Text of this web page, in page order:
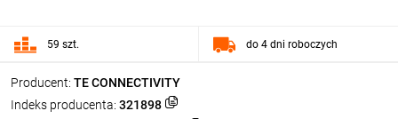
Producent: TE CONNECTIVITY
Indeks producenta: 321898
59 szt. do 4 dni roboczych